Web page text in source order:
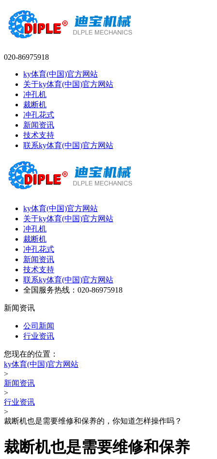
020-86975918
ky体育(中国)官方网站
关于ky体育(中国)官方网站
冲孔机
裁断机
冲孔花式
新闻资讯
技术支持
联系ky体育(中国)官方网站
ky体育(中国)官方网站
关于ky体育(中国)官方网站
冲孔机
裁断机
冲孔花式
新闻资讯
技术支持
联系ky体育(中国)官方网站
全国服务热线：020-86975918
新闻资讯
公司新闻
行业资讯
您现在的位置：
ky体育(中国)官方网站
>
新闻资讯
>
行业资讯
>
裁断机也是需要维修和保养的，你知道怎样操作吗？
裁断机也是需要维修和保养